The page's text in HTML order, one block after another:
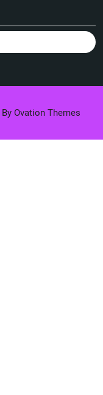
By Ovation Themes